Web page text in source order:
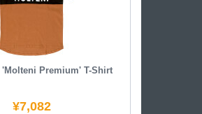
'Molteni Premium' T-Shirt
¥7,082